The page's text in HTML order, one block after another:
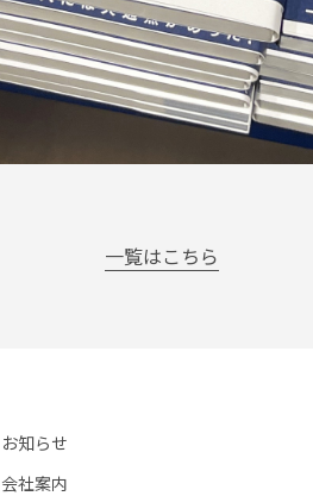
一覧はこちら
お知らせ
会社案内